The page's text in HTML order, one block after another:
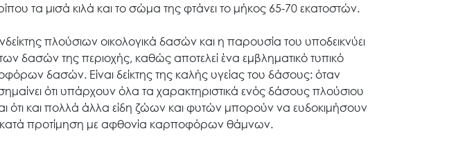
τα μισά κιλά και το σώμα της φτάνει το μήκος 65-70 εκατοστών.
πλούσιων οικολογικά δασών και η παρουσία του υποδεικνύει
δασών της περιοχής, καθώς αποτελεί ένα εμβληματικό τυπικό
δασών. Είναι δείκτης της καλής υγείας του δάσους: όταν
ότι υπάρχουν όλα τα χαρακτηριστικά ενός δάσους πλούσιου
ότι και πολλά άλλα είδη ζώων και φυτών μπορούν να ευδοκιμήσουν
κατά προτίμηση με αφθονία καρποφόρων θάμνων.